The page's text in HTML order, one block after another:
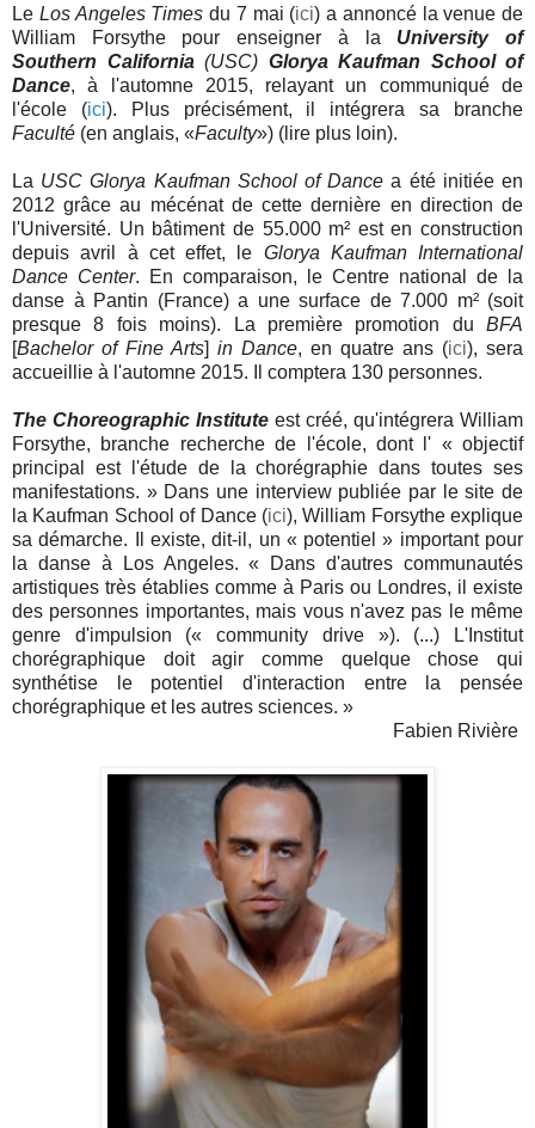
Le Los Angeles Times du 7 mai (ici) a annoncé la venue de
William Forsythe pour enseigner à la University of
Southern California(USC) Glorya Kaufman School of
Dance, à l'automne 2015, relayant un communiqué de
l'école (ici). Plus précisément, il intégrera sa branche
Faculté (en anglais, «Faculty») (lire plus loin).
La USC Glorya Kaufman School of Dance a été initiée en
2012 grâce au mécénat de cette dernière en direction de
l'Université. Un bâtiment de 55.000 m² est en construction
depuis avril à cet effet, le Glorya Kaufman International
Dance Center. En comparaison, le Centre national de la
danse à Pantin (France) a une surface de 7.000 m² (soit
presque 8 fois moins). La première promotion du BFA
[Bachelor of Fine Arts] in Dance, en quatre ans (ici), sera
accueillie à l'automne 2015. Il comptera 130 personnes.
The Choreographic Institute est créé, qu'intégrera William
Forsythe, branche recherche de l'école, dont l' « objectif
principal est l'étude de la chorégraphie dans toutes ses
manifestations. » Dans une interview publiée par le site de
la Kaufman School of Dance (ici), William Forsythe explique
sa démarche. Il existe, dit-il, un « potentiel » important pour
la danse à Los Angeles. « Dans d'autres communautés
artistiques très établies comme à Paris ou Londres, il existe
des personnes importantes, mais vous n'avez pas le même
genre d'impulsion (« community drive »). (...)
L'Institut
chorégraphique doit agir comme quelque chose qui
synthétise le potentiel d'interaction entre la pensée
chorégraphique et les autres sciences. »
Fabien Rivière